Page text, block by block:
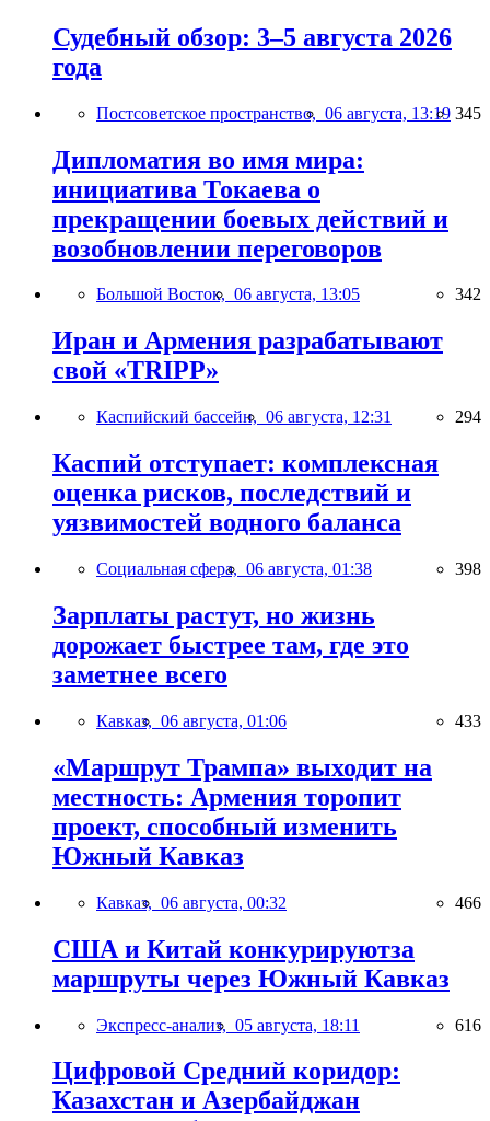
Судебный обзор: 3–5 августа 2026
года
Постсоветское пространство, 06 августа, 13:19 345
Дипломатия во имя мира:
инициатива Токаева о
прекращении боевых действий и
возобновлении переговоров
Большой Восток, 06 августа, 13:05 342
Иран и Армения разрабатывают
свой «TRIPP»
Каспийский бассейн, 06 августа, 12:31 294
Каспий отступает: комплексная
оценка рисков, последствий и
уязвимостей водного баланса
Социальная сфера, 06 августа, 01:38 398
Зарплаты растут, но жизнь
дорожает быстрее там, где это
заметнее всего
Кавказ, 06 августа, 01:06 433
«Маршрут Трампа» выходит на
местность: Армения торопит
проект, способный изменить
Южный Кавказ
Кавказ, 06 августа, 00:32 466
США и Китай конкурируютза
маршруты через Южный Кавказ
Экспресс-анализ, 05 августа, 18:11 616
Цифровой Средний коридор:
Казахстан и Азербайджан